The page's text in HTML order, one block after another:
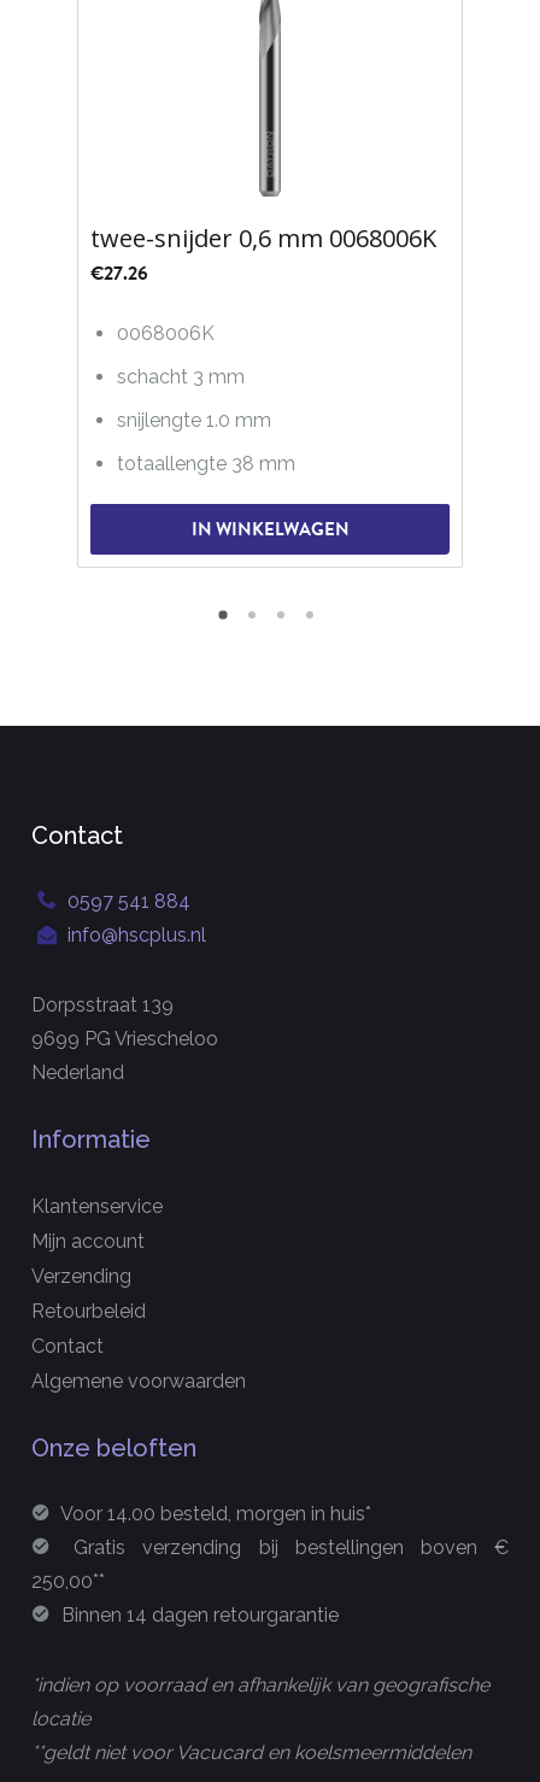
twee-snijder 0,6 mm 0068006K
€27.26
0068006K
schacht 3 mm
snijlengte 1.0 mm
totaallengte 38 mm
IN WINKELWAGEN
Contact
0597 541 884
info@hscplus.nl
Dorpsstraat 139
9699 PG Vriescheloo
Nederland
Informatie
Klantenservice
Mijn account
Verzending
Retourbeleid
Contact
Algemene voorwaarden
Onze beloften
Voor 14.00 besteld, morgen in huis*
Gratis verzending bij bestellingen boven €
250,00**
Binnen 14 dagen retourgarantie
*indien op voorraad en afhankelijk van geografische
locatie
**geldt niet voor Vacucard en koelsmeermiddelen